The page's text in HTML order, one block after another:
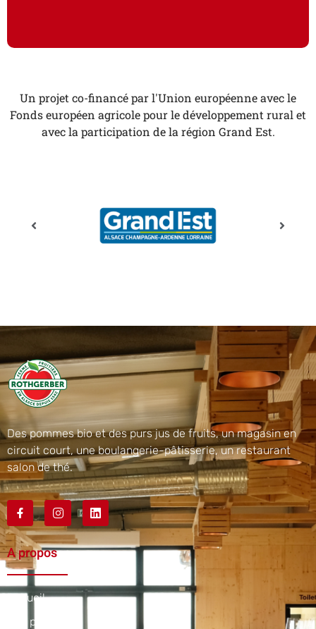
Un projet co-financé par l'Union européenne avec le
Fonds européen agricole pour le développement rural et
avec la participation de la région Grand Est.
Des pommes bio et des purs jus de fruits, un magasin en
circuit court, une boulangerie-pâtisserie, un restaurant
salon de thé.
A propos
Accueil
Nos produits